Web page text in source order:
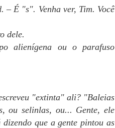
– É "s". Venha ver, Tim. Você
dele.
alienígena ou o parafuso
"extinta" ali? "Baleias
ou selinlas, ou... Gente, ele
que a gente pintou as